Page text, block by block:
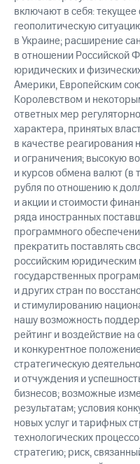
включают в себя: текущее
геополитическую
в Украине; расширение
в отношении Российской
юридических и
Америки, Европейским
Королевством и
ответных мер
характера, принятых
в качестве реагирования
и ограничения; высокую
и курсов обмена валют (в
рубля по отношению к
и акции и стоимости
ряда иностранных
программного
прекратить поставлять
российским юридическим
государственных
и других стран по
и стимулированию
нашу возможность
рейтинг и воздействие
и конкурентное
стратегическую
и отчуждения и
бизнесов; возможные
результатам; условия
новых услуг и тарифных
технологических
стратегию; риск,